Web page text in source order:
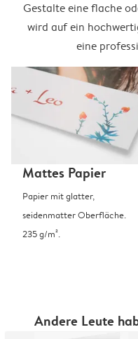
Gestalte eine flache
wird auf ein
eine
Mattes Papier
Papier mit glatter,
seidenmatter Oberfläche.
235 g/m².
Andere Leute